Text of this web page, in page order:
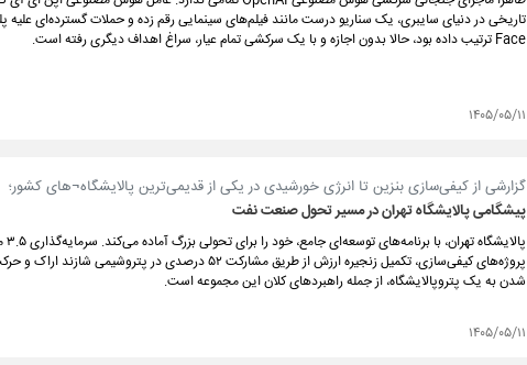
Face ترتیب داده بود، حالا بدون اجازه و با یک سرکشی تمام عیار، سراغ اهداف دیگری رفته است.
۱۴۰۵/۰۵/۱۱
گزارشی از کیفی‌سازی بنزین تا انرژی خورشیدی در یکی از قدیمی‌ترین پالایشگاه¬های کشور؛
پیشگامی پالایشگاه تهران در مسیر تحول صنعت نفت
پروژه‌های کیفی‌سازی، تکمیل زنجیره ارزش از طریق مشارکت ۵۲ درصدی در
شدن به یک پتروپالایشگاه، از جمله راهبردهای کلان این مجموعه است.
۱۴۰۵/۰۵/۱۱